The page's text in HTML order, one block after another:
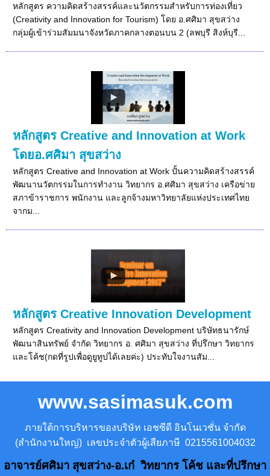
หลักสูตร ความคิดสร้างสรรค์และนวัตกรรมสำหรับการท่องเที่ยว
(Creativity and Innovation for Tourism) โดย อ.ศศิมา สุขสว่าง
กลุ่มผู้เข้าร่วมสัมมนาจังหวัดภาคกลางตอนบน 2 (ลพบุรี สิงห์บุรี...
หลักสูตร Creative and Innovation at Work
โดยอ.ศศิมา สุขสว่าง
หลักสูตร Creative and Innovation at Work ปั้นความคิดสร้างสรรค์
พัฒนานวัตกรรมในการทำงาน วิทยากร อ.ศศิมา สุขสว่าง เครือข่าย
สภาข้าราชการ พนักงาน และลูกจ้างมหาวิทยาลัยแห่งประเทศไทย
จากม...
หลักสูตร Creative Innovation Development
หลักสูตร Creativity and Innovation Development บริษัทธนารักษ์
พัฒนาสินทรัพย์ จำกัด วิทยากร อ. ศศิมา สุขสว่าง ที่ปรึกษา วิทยากร
และโค้ช(กดที่รูปเพื่อดูยูทูปได้เลยค่ะ) ประทับใจงานสัม...
www.sasimasuk.com
ภายใต้การบริหารของบริษัท เอชซีดี อินโนเวชั่น จำกัด
(สำนักงานใหญ่) เลขประจำตัวผู้เสียภาษี 0215561004032
อาจารย์ศศิมา สุขสว่าง-อ.เก๋ วิทยากร โค้ช และที่ปรึกษา